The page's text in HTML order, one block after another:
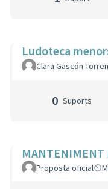
Ludoteca
Clara Gascón
0 Suports
MANTENIMENT
Proposta oficial